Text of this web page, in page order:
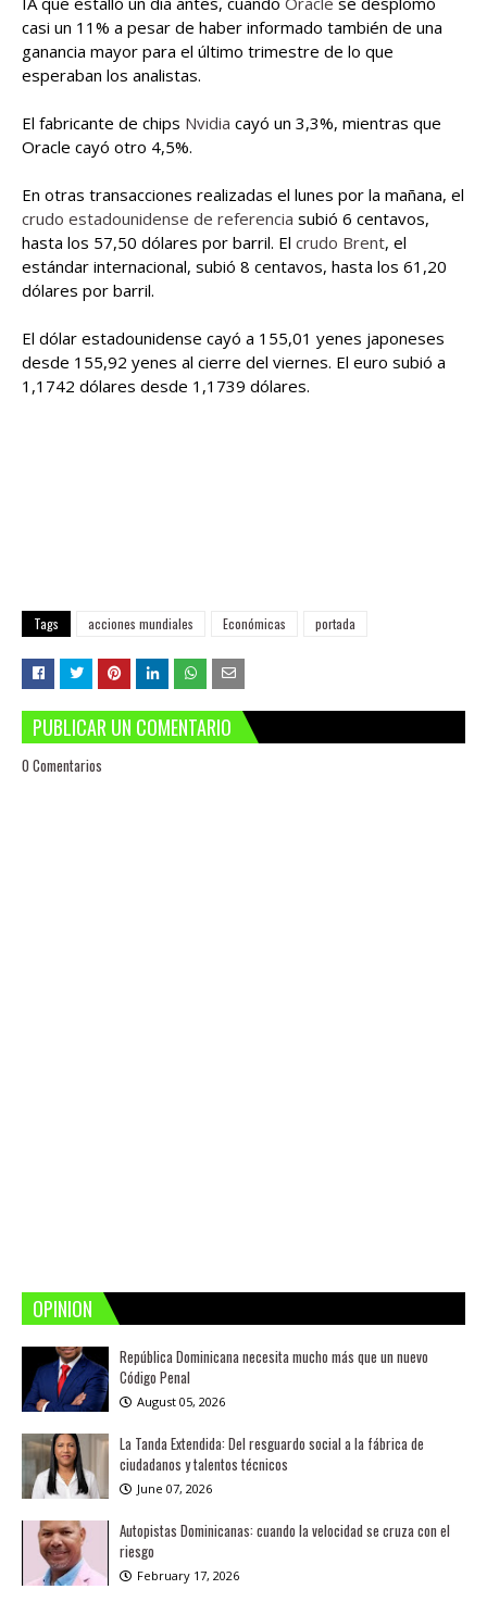
casi un 11% a pesar de haber informado también de una
ganancia mayor para el último trimestre de lo que
esperaban los analistas.
El fabricante de chips Nvidia cayó un 3,3%, mientras que
Oracle cayó otro 4,5%.
En otras transacciones realizadas el lunes por la mañana, el
crudo estadounidense de referencia subió 6 centavos,
hasta los 57,50 dólares por barril. El crudo Brent, el
estándar internacional, subió 8 centavos, hasta los 61,20
dólares por barril.
El dólar estadounidense cayó a 155,01 yenes japoneses
desde 155,92 yenes al cierre del viernes. El euro subió a
1,1742 dólares desde 1,1739 dólares.
Tags acciones mundiales Económicas portada
PUBLICAR UN COMENTARIO
0 Comentarios
OPINION
República Dominicana necesita mucho más que un nuevo
Código Penal
August 05, 2026
La Tanda Extendida: Del resguardo social a la fábrica de
ciudadanos y talentos técnicos
June 07, 2026
Autopistas Dominicanas: cuando la velocidad se cruza con el
riesgo
February 17, 2026